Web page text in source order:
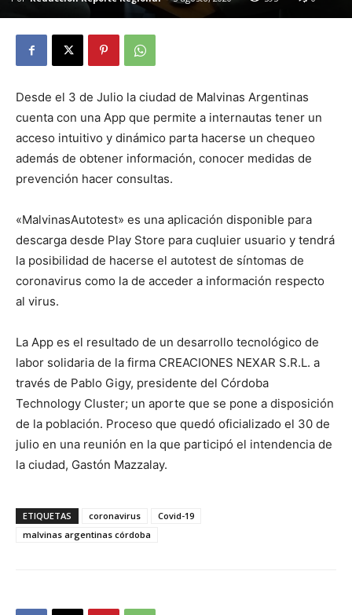
Desde el 3 de Julio la ciudad de Malvinas Argentinas
cuenta con una App que permite a internautas tener un
acceso intuitivo y dinámico parta hacerse un chequeo
además de obtener información, conocer medidas de
prevención hacer consultas.
«MalvinasAutotest» es una aplicación disponible para
descarga desde Play Store para cuqluier usuario y tendrá
la posibilidad de hacerse el autotest de síntomas de
coronavirus como la de acceder a información respecto
al virus.
La App es el resultado de un desarrollo tecnológico de
labor solidaria de la firma CREACIONES NEXAR S.R.L. a
través de Pablo Gigy, presidente del Córdoba
Technology Cluster; un aporte que se pone a disposición
de la población. Proceso que quedó oficializado el 30 de
julio en una reunión en la que participó el intendencia de
la ciudad, Gastón Mazzalay.
ETIQUETAS coronavirus
Covid-19
malvinas argentinas córdoba